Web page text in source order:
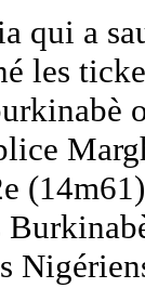
qui a
les